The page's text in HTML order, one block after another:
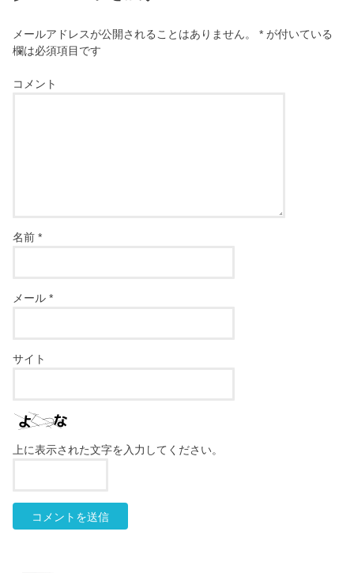
メールアドレスが公開されることはありません。 * が付いている
欄は必須項目です
コメント
名前*
メール*
サイト
上に表示された文字を入力してください。